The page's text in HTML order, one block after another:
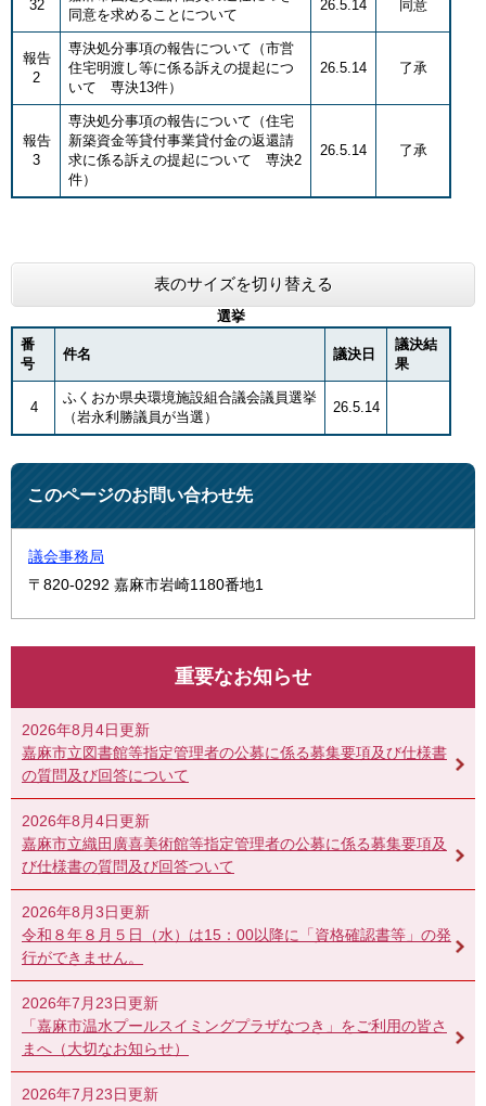
32
同意を求めることについて
26.5.14 同意
報告
2
専決処分事項の報告について（市営
住宅明渡し等に係る訴えの提起につ
いて 専決13件）
26.5.14 了承
報告
3
専決処分事項の報告について（住宅
新築資金等貸付事業貸付金の返還請
求に係る訴えの提起について 専決2
件）
26.5.14 了承
表のサイズを切り替える
選挙
番
号
件名 議決日
議決結
果
4
ふくおか県央環境施設組合議会議員選挙
（岩永利勝議員が当選）
26.5.14
このページのお問い合わせ先
議会事務局
〒820-0292 嘉麻市岩崎1180番地1
重要なお知らせ
2026年8月4日更新
嘉麻市立図書館等指定管理者の公募に係る募集要項及び仕様書
の質問及び回答について
2026年8月4日更新
嘉麻市立織田廣喜美術館等指定管理者の公募に係る募集要項及
び仕様書の質問及び回答ついて
2026年8月3日更新
令和８年８月５日（水）は15：00以降に「資格確認書等」の発
行ができません。
2026年7月23日更新
「嘉麻市温水プールスイミングプラザなつき」をご利用の皆さ
まへ（大切なお知らせ）
2026年7月23日更新